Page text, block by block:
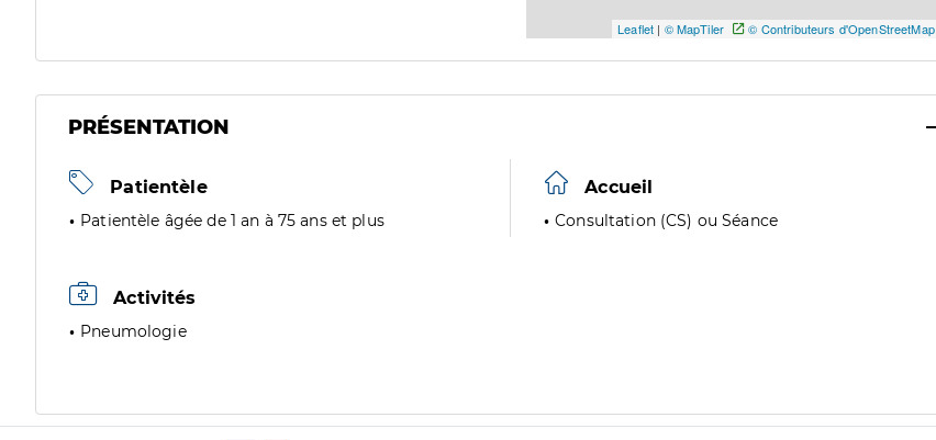
Leaflet | © MapTiler © Contributeurs d'OpenStreetMap
PRÉSENTATION
Patientèle
Patientèle âgée de 1 an à 75 ans et plus
Accueil
Consultation (CS) ou Séance
Activités
Pneumologie